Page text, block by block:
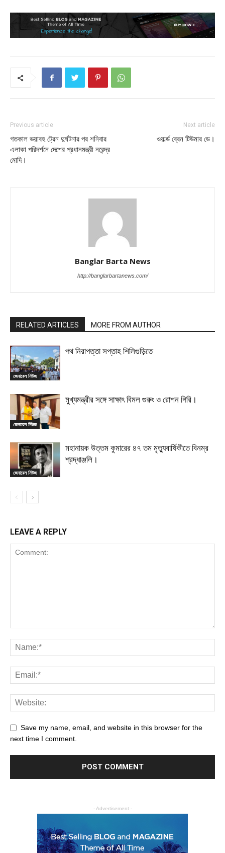
Previous article
গতকাল ভয়াবহ ট্রেন দুর্ঘটনার পর শনিবার
এলাকা পরিদর্শনে দেশের প্রধানমন্ত্রী নরেন্দ্র
মোদি।
Next article
ওয়ার্ল্ড ব্রেন টিউমার ডে।
Banglar Barta News
http://banglarbartanews.com/
RELATED ARTICLES MORE FROM AUTHOR
জেনারেল নিউজ
পথ নিরাপত্তা সপ্তাহ শিলিগুড়িতে
জেনারেল নিউজ
মুখ্যমন্ত্রীর সঙ্গে সাক্ষাৎ বিমল গুরুং ও রোশন গিরি।
জেনারেল নিউজ
মহানায়ক উত্তম কুমারের ৪৭ তম মৃত্যুবার্ষিকীতে বিনম্র
শ্রদ্ধাঞ্জলি।
LEAVE A REPLY
Save my name, email, and website in this browser for the
next time I comment.
- Advertisement -